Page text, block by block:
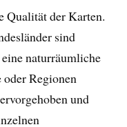
Qualität der Karten.
sind
naturräumliche
Regionen
und